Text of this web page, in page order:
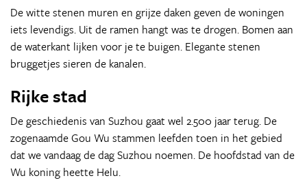
De witte stenen muren en grijze daken geven de woningen
iets levendigs. Uit de ramen hangt was te drogen. Bomen aan
de waterkant lijken voor je te buigen. Elegante stenen
bruggetjes sieren de kanalen.
Rijke stad
De geschiedenis van Suzhou gaat wel 2.500 jaar terug. De
zogenaamde Gou Wu stammen leefden toen in het gebied
dat we vandaag de dag Suzhou noemen. De hoofdstad van de
Wu koning heette Helu.